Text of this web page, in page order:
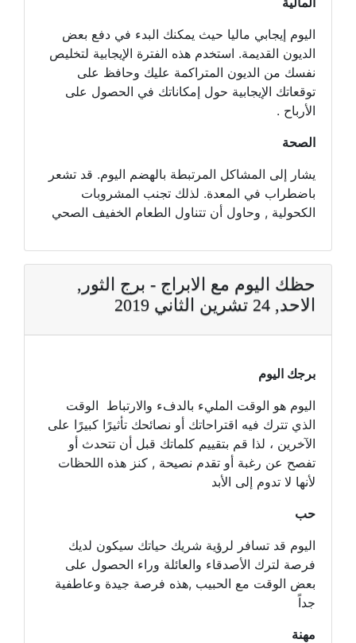
اليوم إيجابي ماليا حيث يمكنك البدء في دفع بعض
الديون القديمة. استخدم هذه الفترة الإيجابية لتخليص
نفسك من الديون المتراكمة عليك وحافظ على
توقعاتك الإيجابية حول إمكاناتك في الحصول على
الأرباح .
الصحة
يشار إلى المشاكل المرتبطة بالهضم اليوم. قد تشعر
باضطراب في المعدة. لذلك تجنب المشروبات
الكحولية , وحاول أن تتناول الطعام الخفيف الصحي
حظك اليوم مع الابراج - برج الثور,
الاحد, 24 تشرين الثاني 2019
برجك اليوم
اليوم هو الوقت المليء بالدفء والارتباط الوقت
الذي تترك فيه اقتراحاتك أو نصائحك تأثيرًا كبيرًا على
الآخرين ، لذا قم بتقييم كلماتك قبل أن تتحدث أو
تفصح عن رغبة أو تقدم نصيحة , كنز هذه اللحظات
لأنها لا تدوم إلى الأبد
حب
اليوم قد تسافر لرؤية شريك حياتك سيكون لديك
فرصة لترك الأصدقاء والعائلة وراء الحصول على
بعض الوقت مع الحبيب ,هذه فرصة جيدة وعاطفية
جداً
مهنة